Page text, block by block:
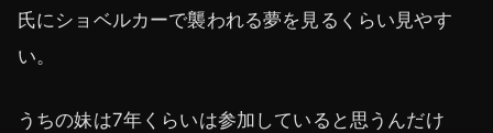
氏にショベルカーで襲われる夢を見るくらい見やす
い。
うちの妹は7年くらいは参加していると思うんだけ